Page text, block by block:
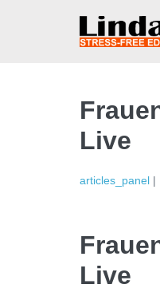
Live
articles_panel |
Live